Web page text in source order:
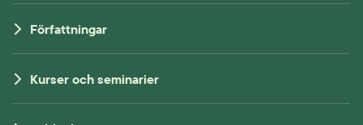
Författningar
Kurser och seminarier